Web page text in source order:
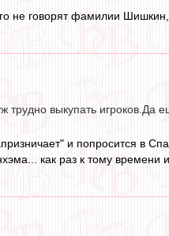
не говорят фамилии
выкупать игроков.Да
и попросится в
как раз к тому